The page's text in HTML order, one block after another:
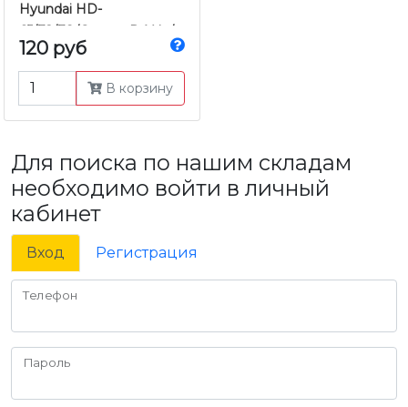
Hyundai HD-
65/72/78/County D4AL /
D4DB / D4DD Eвро-1/2/3
| Оригинал
120 руб
В корзину
Для поиска по нашим складам
необходимо войти в личный
кабинет
Вход Регистрация
Телефон
Пароль